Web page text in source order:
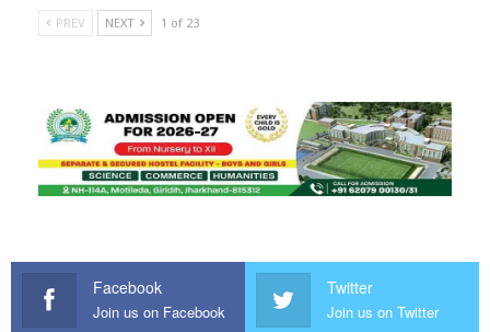
PREV NEXT 1 of 23
Facebook
Join us on Facebook
Twitter
Join us on Twitter